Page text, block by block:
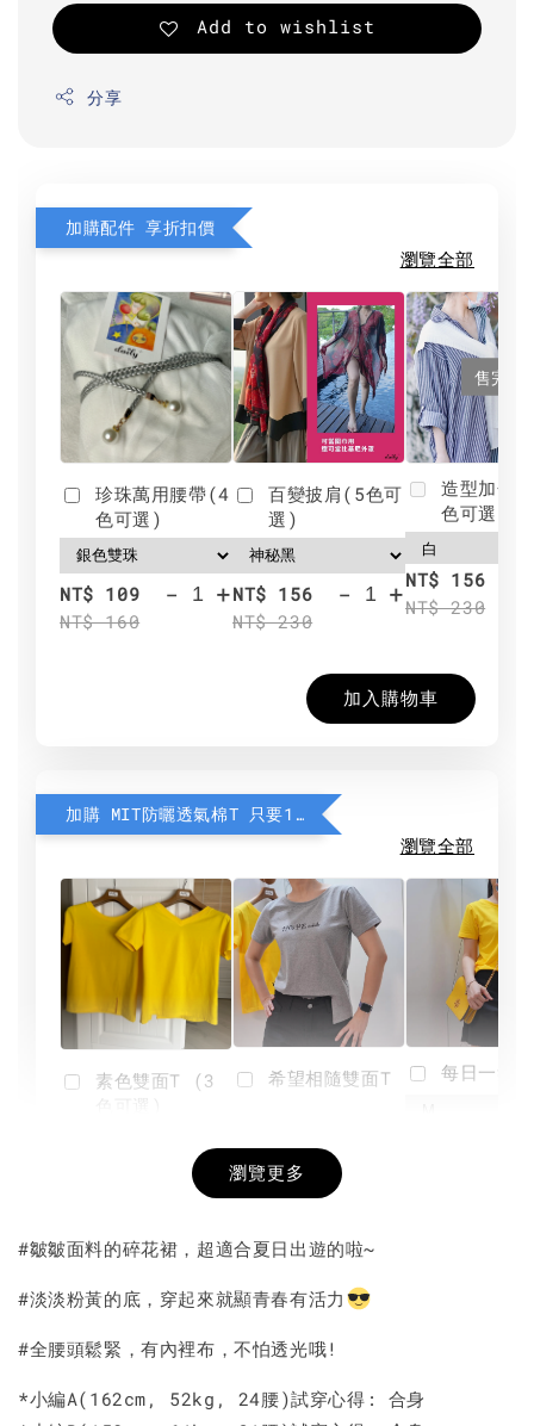
Add to wishlist
分享
加購配件 享折扣價
瀏覽全部
珍珠萬用腰帶(4
色可選)
NT$ 109
NT$ 160
- +
百變披肩(5色可
選)
NT$ 156
NT$ 230
- +
售完
造型加分
色可選)
NT$ 156
NT$ 230
加入購物車
加購 MIT防曬透氣棉T 只要190元
瀏覽全部
素色雙面T (3
+
希望相隨雙面T
NT$ 190
-
每日一笑
加入購物車
瀏覽更多
#皺皺面料的碎花裙，超適合夏日出遊的啦~
#淡淡粉黃的底，穿起來就顯青春有活力
#全腰頭鬆緊，有內裡布，不怕透光哦!
*小編A(162cm, 52kg, 24腰)試穿心得: 合身